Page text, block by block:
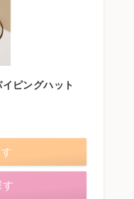
ピングハット